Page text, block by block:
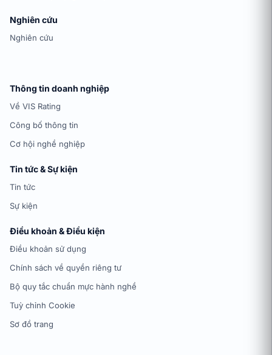
Nghiên cứu
Nghiên cứu
Thông tin doanh nghiệp
Về VIS Rating
Công bố thông tin
Cơ hội nghề nghiệp
Tin tức & Sự kiện
Tin tức
Sự kiện
Điều khoản & Điều kiện
Điều khoản sử dụng
Chính sách về quyền riêng tư
Bộ quy tắc chuẩn mực hành nghề
Tuỳ chỉnh Cookie
Sơ đồ trang